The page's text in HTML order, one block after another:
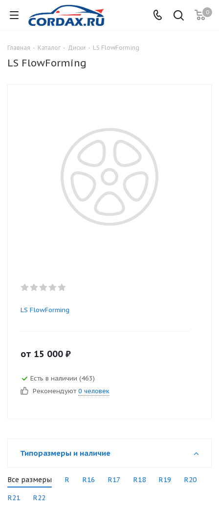
0
Главная - Каталог - Диски - LS FlowForming
LS FlowForming
LS FlowForming
от 15 000 ₽
Есть в наличии (463)
Рекомендуют 0 человек
Типоразмеры и наличие
Все размеры R R16 R17 R18 R19 R20
R21 R22